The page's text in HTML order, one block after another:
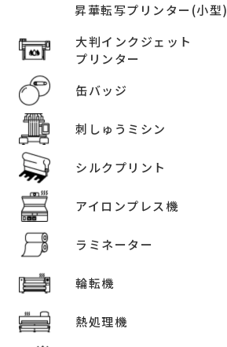
昇華転写プリンター(小型)
大判インクジェット
プリンター
缶バッジ
刺しゅうミシン
シルクプリント
アイロンプレス機
ラミネーター
輪転機
熱処理機